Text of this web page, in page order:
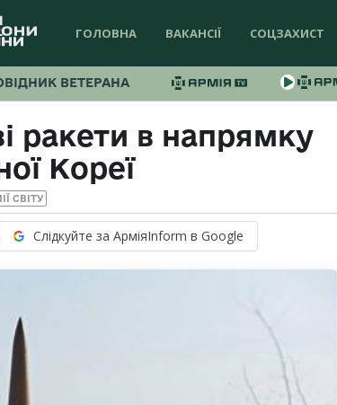
ГОЛОВНА ВАКАНСІЇ СОЦЗАХИСТ
ВЕТЕРАНА
ракети в напрямку
Кореї
СВІТУ
Слідкуйте за АрміяInform в Google